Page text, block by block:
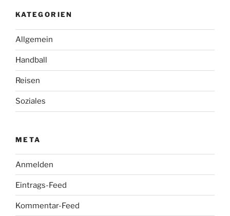
KATEGORIEN
Allgemein
Handball
Reisen
Soziales
META
Anmelden
Eintrags-Feed
Kommentar-Feed